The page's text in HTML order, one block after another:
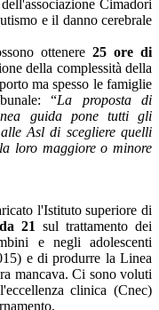
Cimadori
e il danno cerebrale
ottenere 25 ore di
della complessità della
ma spesso le famiglie
“La proposta di
guida pone tutti gli
Asl di scegliere quelli
loro maggiore o minore
l'Istituto superiore di
21 sul trattamento dei
e negli adolescenti
e di produrre la Linea
mancava. Ci sono voluti
clinica (Cnec)